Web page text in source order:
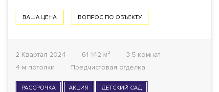
ВАША ЦЕНА ВОПРОС ПО ОБЪЕКТУ
2 Квартал 2024 61-142 м²
3-5 комнат
4 м потолки
Предчистовая отделка
РАССРОЧКА АКЦИЯ ДЕТСКИЙ САД